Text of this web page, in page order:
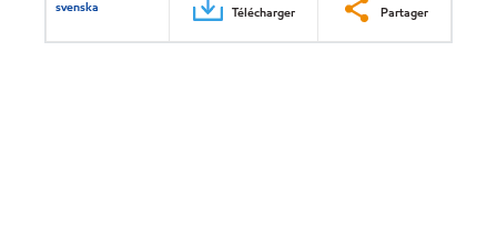
svenska Télécharger Partager